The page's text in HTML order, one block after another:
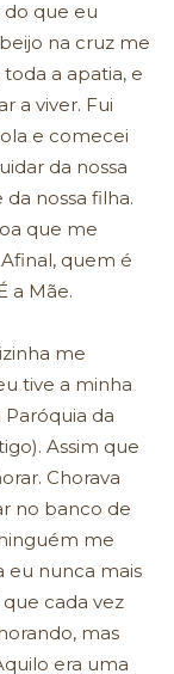
que eu
na cruz me
a apatia, e
a viver. Fui
e comecei
da nossa
nossa filha.
que me
quem é
a Mãe.
me
tive a minha
da
Assim que
Chorava
no banco de
me
eu nunca mais
cada vez
mas
era uma